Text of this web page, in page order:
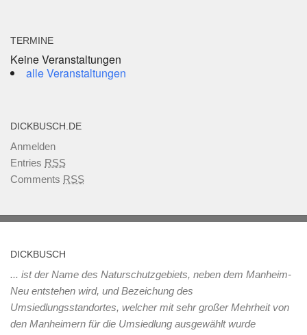
TERMINE
Keine Veranstaltungen
alle Veranstaltungen
DICKBUSCH.DE
Anmelden
Entries RSS
Comments RSS
DICKBUSCH
... ist der Name des Naturschutzgebiets, neben dem Manheim-
Neu entstehen wird, und Bezeichung des
Umsiedlungsstandortes, welcher mit sehr großer Mehrheit von
den Manheimern für die Umsiedlung ausgewählt wurde